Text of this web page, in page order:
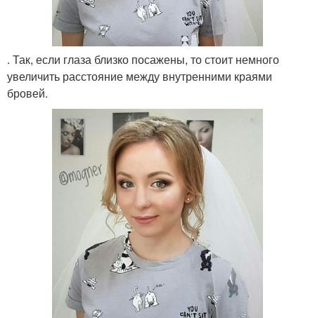
. Так, если глаза близко посажены, то стоит немного
увеличить расстояние между внутренними краями
бровей.